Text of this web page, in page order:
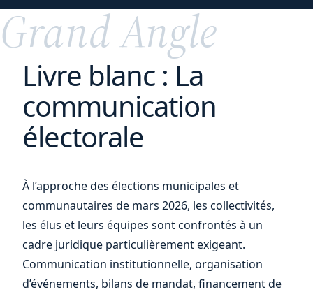
vos
Grand Angle
Livre blanc : La
communication
électorale
À l’approche des élections municipales et
communautaires de mars 2026, les collectivités,
les élus et leurs équipes sont confrontés à un
cadre juridique particulièrement exigeant.
Communication institutionnelle, organisation
d’événements, bilans de mandat, financement de